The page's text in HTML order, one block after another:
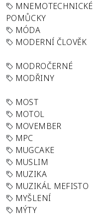
MNEMOTECHNICKÉ
POMŮCKY
MÓDA
MODERNÍ ČLOVĚK
MODROČERNÉ
MODŘINY
MOST
MOTOL
MOVEMBER
MPC
MUGCAKE
MUSLIM
MUZIKA
MUZIKÁL MEFISTO
MYŠLENÍ
MÝTY